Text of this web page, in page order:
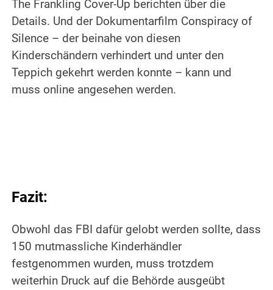
The Frankling Cover-Up berichten über die
Details. Und der Dokumentarfilm Conspiracy of
Silence – der beinahe von diesen
Kinderschändern verhindert und unter den
Teppich gekehrt werden konnte – kann und
muss online angesehen werden.
Fazit:
Obwohl das FBI dafür gelobt werden sollte, dass
150 mutmassliche Kinderhändler
festgenommen wurden, muss trotzdem
weiterhin Druck auf die Behörde ausgeübt